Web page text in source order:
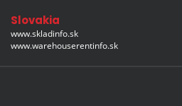
Slovakia
www.skladinfo.sk
www.warehouserentinfo.sk